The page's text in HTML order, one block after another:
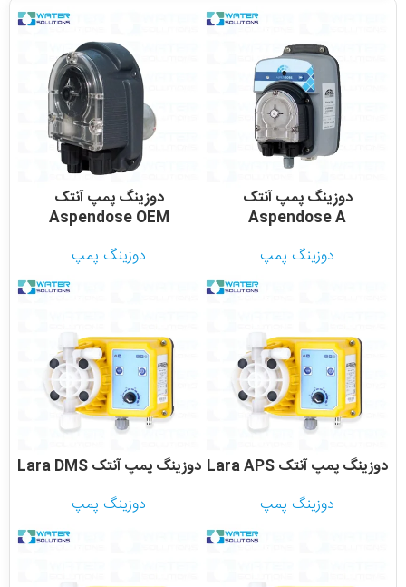
دوزینگ پمپ آنتک
Aspendose A
دوزینگ پمپ
دوزینگ پمپ آنتک
Aspendose OEM
دوزینگ پمپ
دوزینگ پمپ آنتک Lara APS
دوزینگ پمپ
دوزینگ پمپ آنتک Lara DMS
دوزینگ پمپ